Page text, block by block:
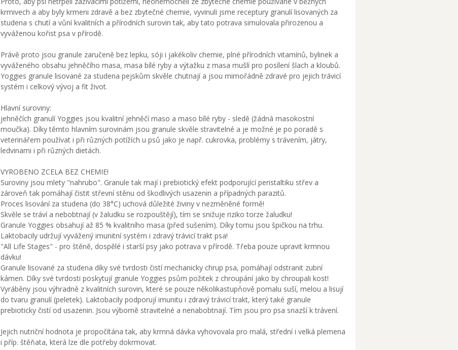
krmivech a aby byly krmeni zdravě a bez zbytečné chemie, vyvinuli jsme receptury granulí lisovaných za
studena s chutí a vůní kvalitních a přírodních surovin tak, aby tato potrava simulovala přirozenou a
vyváženou kořist psa v přírodě.
Právě proto jsou granule zaručeně bez lepku, sóji i jakékoliv chemie, plné přírodních vitamínů, bylinek a
vyváženého obsahu jehněčího masa, masa bílé ryby a výtažku z masa mušlí pro posílení šlach a kloubů.
Yoggies granule lisované za studena pejskům skvěle chutnají a jsou mimořádně zdravé pro jejich trávicí
systém i celkový vývoj a fit život.
Hlavní suroviny:
jehněčích granulí Yoggies jsou kvalitní jehněčí maso a maso bílé ryby - sledě (žádná masokostní
moučka). Díky těmto hlavním surovinám jsou granule skvěle stravitelné a je možné je po poradě s
veterinářem používat i při různých potížích u psů jako je např. cukrovka, problémy s trávením, játry,
ledvinami i při různých dietách.
VYROBENO ZCELA BEZ CHEMIE!
Suroviny jsou mlety "nahrubo". Granule tak mají i prebiotický efekt podporující peristaltiku střev a
zároveň tak pomáhají čistit střevní stěnu od škodlivých usazenin a případných parazitů.
Proces lisování za studena (do 38°C) uchová důležité živiny v nezměněné formě!
Skvěle se tráví a nebobtnají (v žaludku se rozpouštějí), tím se snižuje riziko torze žaludku!
Granule Yoggies obsahují až 85 % kvalitního masa (před sušením). Díky tomu jsou špičkou na trhu.
Laktobacily udržují vyvážený imunitní systém i zdravý trávicí trakt psa!
"All Life Stages" - pro štěně, dospělé i starší psy jako potrava v přírodě. Třeba pouze upravit krmnou
dávku!
Granule lisované za studena díky své tvrdosti čistí mechanicky chrup psa, pomáhají odstranit zubní
kámen. Díky své tvrdosti poskytují granule Yoggies psům požitek z chroupání jako by chroupali kost!
Vyráběny jsou výhradně z kvalitních surovin, které se pouze několikastupňově pomalu suší, melou a lisují
do tvaru granulí (peletek). Laktobacily podporují imunitu i zdravý trávicí trakt, který také granule
prebioticky čistí od usazenin. Jsou výborně stravitelné a nenabobtnají. Tím jsou pro psa snazší k trávení.
Jejich nutriční hodnota je propočítána tak, aby krmná dávka vyhovovala pro malá, střední i velká plemena
i příp. štěňata, která lze dle potřeby dokrmovat.